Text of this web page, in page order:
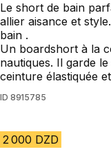
Le short de bain
allier aisance et
bain .
Un boardshort à la
nautiques. Il garde
ceinture élastiquée
ID 8915785
2 000 DZD